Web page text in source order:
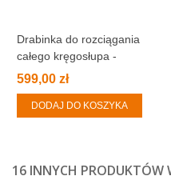
Drabinka do rozciągania
całego kręgosłupa -
SportStretcher
599,00 zł
DODAJ DO KOSZYKA
16 INNYCH PRODUKTÓW